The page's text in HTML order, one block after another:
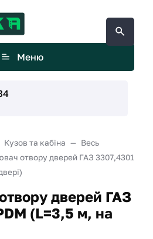
Меню
Кузов та кабіна
Весь
отвору дверей ГАЗ 3307,4301
дверей ГАЗ
(L=3,5 м, на